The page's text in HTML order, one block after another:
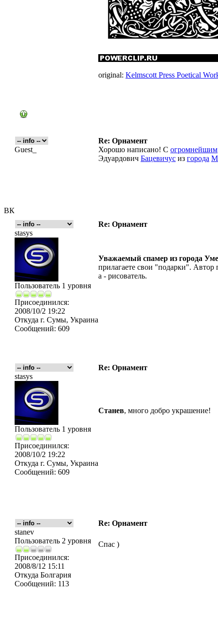
ВК
original: Kelmscott Press Poetical
Re: Орнамент
Guest_
Хорошо написано! С огромнейшим
Эдуардович Бацевичус из города
Re: Орнамент
stasys
Пользователь 1 уровня
Присоединился:
2008/10/2 19:22
Откуда г. Сумы, Украина
Сообщений: 609
Уважаемый спамер из города
прилагаете свои "подарки". Автор
а - рисователь.
Re: Орнамент
stasys
Пользователь 1 уровня
Присоединился:
2008/10/2 19:22
Откуда г. Сумы, Украина
Сообщений: 609
Станев, много добро украшение!
Re: Орнамент
stanev
Пользователь 2 уровня
Присоединился:
2008/8/12 15:11
Откуда Болгария
Сообщений: 113
Спас )